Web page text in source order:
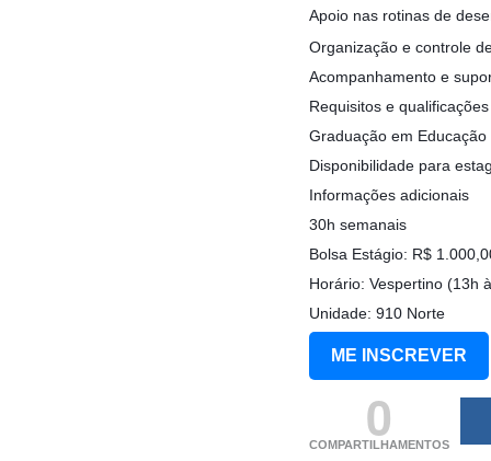
Apoio nas rotinas de
Organização e controle
Acompanhamento e
Requisitos e qualificações
Graduação em
Disponibilidade para
Informações adicionais
30h semanais
Bolsa Estágio: R$
Horário: Vespertino (13h
Unidade: 910 Norte
ME INSCREVER
0
COMPARTILHAMENTOS